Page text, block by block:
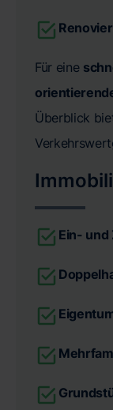
Für eine
Überblick
Ein-